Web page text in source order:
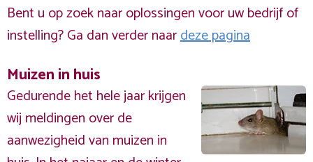
Bent u op zoek naar oplossingen voor uw bedrijf of
instelling? Ga dan verder naardeze pagina
Muizen in huis
Gedurende het hele jaar krijgen
wij meldingen over de
aanwezigheid van muizen in